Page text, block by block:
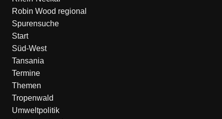
Robin Wood regional
Spurensuche
Start
Süd-West
Tansania
Termine
Themen
Tropenwald
Umweltpolitik